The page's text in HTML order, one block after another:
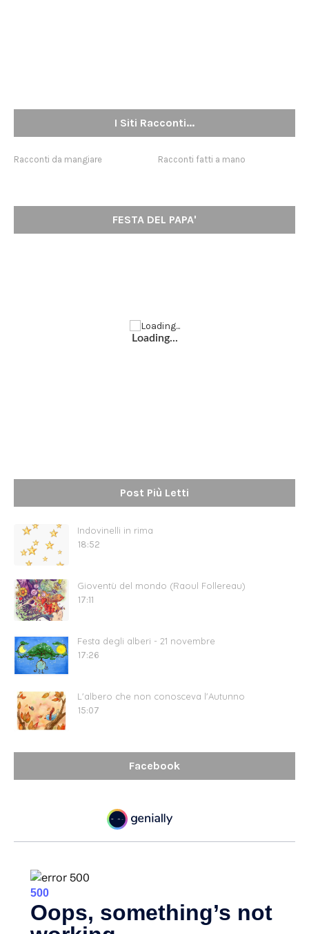
I Siti Racconti...
Racconti da mangiare Racconti fatti a mano
FESTA DEL PAPA'
Loading...
Post Più Letti
Indovinelli in rima
18:52
Gioventù del mondo (Raoul Follereau)
17:11
Festa degli alberi - 21 novembre
17:26
L'albero che non conosceva l'Autunno
15:07
Facebook